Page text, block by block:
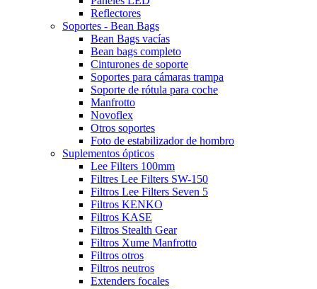
Reflectores
Soportes - Bean Bags
Bean Bags vacías
Bean bags completo
Cinturones de soporte
Soportes para cámaras trampa
Soporte de rótula para coche
Manfrotto
Novoflex
Otros soportes
Foto de estabilizador de hombro
Suplementos ópticos
Lee Filters 100mm
Filtres Lee Filters SW-150
Filtros Lee Filters Seven 5
Filtros KENKO
Filtros KASE
Filtros Stealth Gear
Filtros Xume Manfrotto
Filtros otros
Filtros neutros
Extenders focales